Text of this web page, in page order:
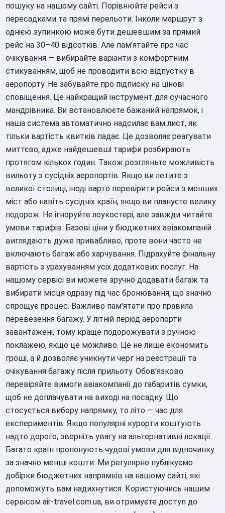
пошуку на нашому сайті. Порівнюйте рейси з
пересадками та прямі перельоти. Інколи маршрут з
однією зупинкою може бути дешевшим за прямий
рейс на 30–40 відсотків. Але пам'ятайте про час
очікування — вибирайте варіанти з комфортним
стикуванням, щоб не проводити всю відпустку в
аеропорту. Не забувайте про підписку на цінові
сповіщення. Це найкращий інструмент для сучасного
мандрівника. Ви встановлюєте бажаний напрямок, і
наша система автоматично надсилає вам лист, як
тільки вартість квитків падає. Це дозволяє реагувати
миттєво, адже найдешевші тарифи розбирають
протягом кількох годин. Також розгляньте можливість
вильоту з сусідніх аеропортів. Якщо ви летите з
великої столиці, іноді варто перевірити рейси з менших
міст або навіть сусідніх країн, якщо ви плануєте велику
подорож. Не ігноруйте лоукостері, але завжди читайте
умови тарифів. Базові ціни у бюджетних авіакомпаній
виглядають дуже привабливо, проте вони часто не
включають багаж або харчування. Підрахуйте фінальну
вартість з урахуванням усіх додаткових послуг. На
нашому сервісі ви можете зручно додавати багаж та
вибирати місця одразу під час бронювання, що значно
спрощує процес. Важливо пам'ятати про правила
перевезення багажу. У літній період аеропорти
завантажені, тому краще подорожувати з ручною
поклажею, якщо це можливо. Це не лише економить
гроші, а й дозволяє уникнути черг на реєстрації та
очікування багажу після прильоту. Обов'язково
перевіряйте вимоги авіакомпанії до габаритів сумки,
щоб не доплачувати на виході на посадку. Що
стосується вибору напрямку, то літо — час для
експериментів. Якщо популярні курорти коштують
надто дорого, зверніть увагу на альтернативні локації.
Багато країн пропонують чудові умови для відпочинку
за значно менші кошти. Ми регулярно публікуємо
добірки бюджетних напрямків на нашому сайті, які
допоможуть вам надихнутися. Користуючись нашим
сервісом air-travel.com.ua, ви отримуєте доступ до